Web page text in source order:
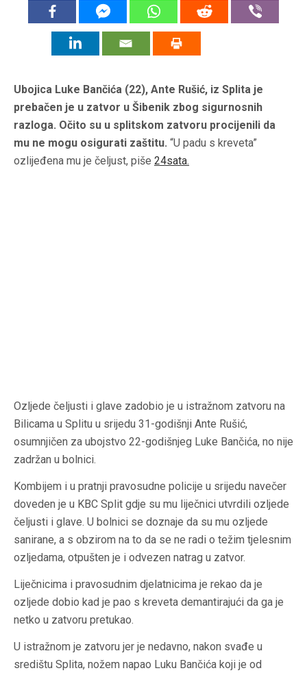
Ubojica Luke Bančića (22), Ante Rušić, iz Splita je
prebačen je u zatvor u Šibenik zbog sigurnosnih
razloga. Očito su u splitskom zatvoru procijenili da
mu ne mogu osigurati zaštitu. “U padu s kreveta”
ozlijeđena mu je čeljust, piše 24sata.
Ozljede čeljusti i glave zadobio je u istražnom zatvoru na
Bilicama u Splitu u srijedu 31-godišnji Ante Rušić,
osumnjičen za ubojstvo 22-godišnjeg Luke Bančića, no nije
zadržan u bolnici.
Kombijem i u pratnji pravosudne policije u srijedu navečer
doveden je u KBC Split gdje su mu liječnici utvrdili ozljede
čeljusti i glave. U bolnici se doznaje da su mu ozljede
sanirane, a s obzirom na to da se ne radi o težim tjelesnim
ozljedama, otpušten je i odvezen natrag u zatvor.
Liječnicima i pravosudnim djelatnicima je rekao da je
ozljede dobio kad je pao s kreveta demantirajući da ga je
netko u zatvoru pretukao.
U istražnom je zatvoru jer je nedavno, nakon svađe u
središtu Splita, nožem napao Luku Bančića koji je od